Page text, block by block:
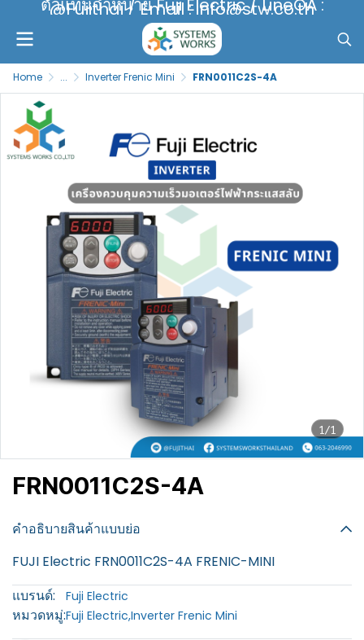
ตัวแทนจำหน่าย Fuji Electric / LineOA :
@Fujithai / Email : info@stw.co.th
Home ... Inverter Frenic Mini FRN0011C2S-4A
1/1
FRN0011C2S-4A
คำอธิบายสินค้าแบบย่อ
FUJI Electric FRN0011C2S-4A FRENIC-MINI
แบรนด์:
Fuji Electric
หมวดหมู่:Fuji Electric,Inverter Frenic Mini